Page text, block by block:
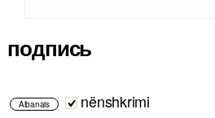
подпись
Albanais nënshkrimi